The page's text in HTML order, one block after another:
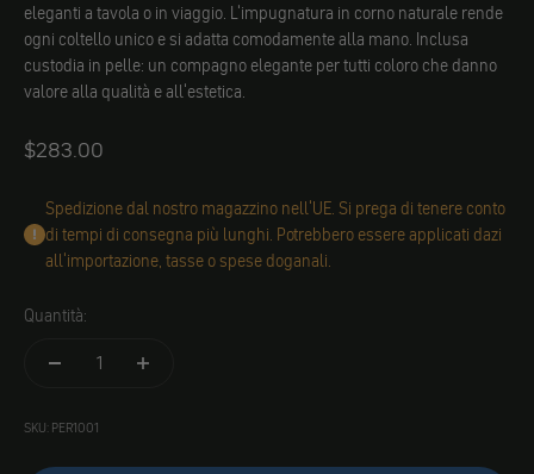
eleganti a tavola o in viaggio. L'impugnatura in corno naturale rende
ogni coltello unico e si adatta comodamente alla mano. Inclusa
custodia in pelle: un compagno elegante per tutti coloro che danno
valore alla qualità e all'estetica.
Angebot
$283.00
Spedizione dal nostro magazzino nell'UE. Si prega di tenere conto
di tempi di consegna più lunghi. Potrebbero essere applicati dazi
all'importazione, tasse o spese doganali.
Quantità:
SKU: PER1001